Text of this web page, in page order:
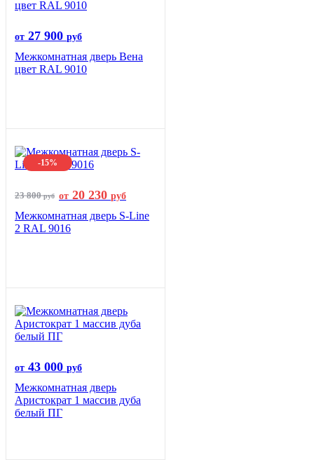
от 27 900 руб
Межкомнатная дверь Вена
цвет RAL 9010
-15%
23 800руб от 20 230 руб
Межкомнатная дверь S-Line
2 RAL 9016
от 43 000 руб
Межкомнатная дверь
Аристократ 1 массив дуба
белый ПГ